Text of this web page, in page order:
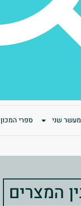
מעשר שני ספרי המכון
המצרים